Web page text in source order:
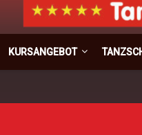
KURSANGEBOT